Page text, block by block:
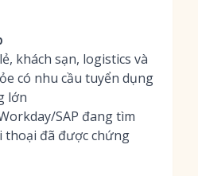
khách sạn, logistics và
có nhu cầu tuyển dụng
lớn
SAP đang tìm
thoại đã được chứng